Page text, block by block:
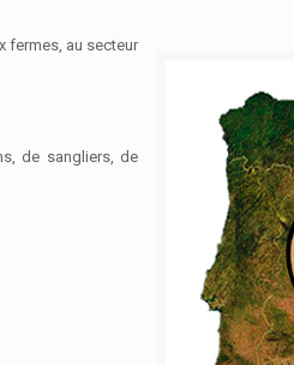
fermes, au secteur
de sangliers, de